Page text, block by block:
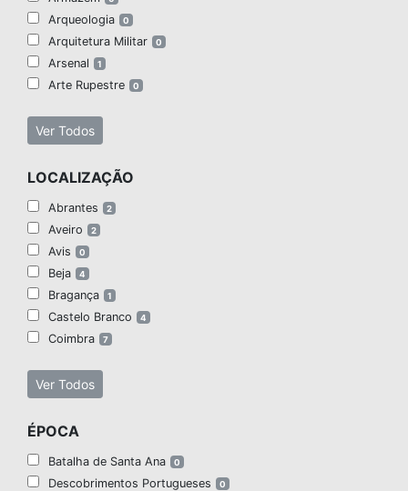
Arqueologia 0
Arquitetura Militar 0
Arsenal 1
Arte Rupestre 0
Ver Todos
LOCALIZAÇÃO
Abrantes 2
Aveiro 2
Avis 0
Beja 4
Bragança 1
Castelo Branco 4
Coimbra 7
Ver Todos
ÉPOCA
Batalha de Santa Ana 0
Descobrimentos Portugueses 0